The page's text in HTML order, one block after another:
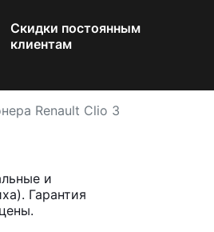
Скидки постоянным
клиентам
Renault Clio 3
и
Гарантия